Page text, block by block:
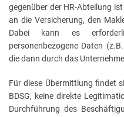
gegenüber der HR-Abteilung
an die Versicherung, den
Dabei kann es
personenbezogene Daten
die dann durch das
Für diese Übermittlung findet
BDSG, keine direkte
Durchführung des